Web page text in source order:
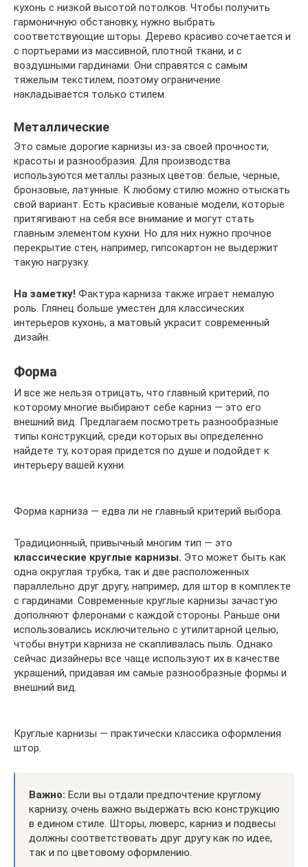
кухонь с низкой высотой потолков. Чтобы получить
гармоничную обстановку, нужно выбрать
соответствующие шторы. Дерево красиво сочетается и
с портьерами из массивной, плотной ткани, и с
воздушными гардинами. Они справятся с самым
тяжелым текстилем, поэтому ограничение
накладывается только стилем.
Металлические
Это самые дорогие карнизы из-за своей прочности,
красоты и разнообразия. Для производства
используются металлы разных цветов: белые, черные,
бронзовые, латунные. К любому стилю можно отыскать
свой вариант. Есть красивые кованые модели, которые
притягивают на себя все внимание и могут стать
главным элементом кухни. Но для них нужно прочное
перекрытие стен, например, гипсокартон не выдержит
такую нагрузку.
На заметку! Фактура карниза также играет немалую
роль. Глянец больше уместен для классических
интерьеров кухонь, а матовый украсит современный
дизайн.
Форма
И все же нельзя отрицать, что главный критерий, по
которому многие выбирают себе карниз — это его
внешний вид. Предлагаем посмотреть разнообразные
типы конструкций, среди которых вы определенно
найдете ту, которая придется по душе и подойдет к
интерьеру вашей кухни.
Форма карниза — едва ли не главный критерий выбора.
Традиционный, привычный многим тип — это
классические круглые карнизы. Это может быть как
одна округлая трубка, так и две расположенных
параллельно друг другу, например, для штор в комплекте
с гардинами. Современные круглые карнизы зачастую
дополняют флеронами с каждой стороны. Раньше они
использовались исключительно с утилитарной целью,
чтобы внутри карниза не скапливалась пыль. Однако
сейчас дизайнеры все чаще используют их в качестве
украшений, придавая им самые разнообразные формы и
внешний вид.
Круглые карнизы — практически классика оформления
штор.
Важно: Если вы отдали предпочтение круглому
карнизу, очень важно выдержать всю конструкцию
в едином стиле. Шторы, люверс, карниз и подвесы
должны соответствовать друг другу как по идее,
так и по цветовому оформлению.